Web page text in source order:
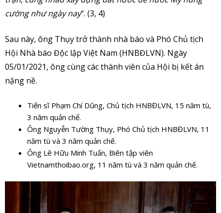
cường như ngày nay“. (3, 4)
Sau này, ông Thụy trở thành nhà báo và Phó Chủ tịch
Hội Nhà báo Độc lập Việt Nam (HNBĐLVN). Ngày
05/01/2021, ông cùng các thành viên của Hội bị kết án
nặng nề.
Tiến sĩ Phạm Chí Dũng, Chủ tịch HNBĐLVN, 15 năm tù,
3 năm quản chế.
Ông Nguyễn Tường Thụy, Phó Chủ tịch HNBĐLVN, 11
năm tù và 3 năm quản chế.
Ông Lê Hữu Minh Tuấn, Biên tập viên
Vietnamthoibao.org, 11 năm tù và 3 năm quản chế.